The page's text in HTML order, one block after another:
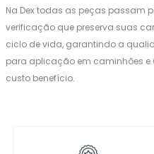
Na Dex todas as peças passam
verificação que preserva suas
ciclo de vida, garantindo a
para aplicação em caminhões e
custo benefício.